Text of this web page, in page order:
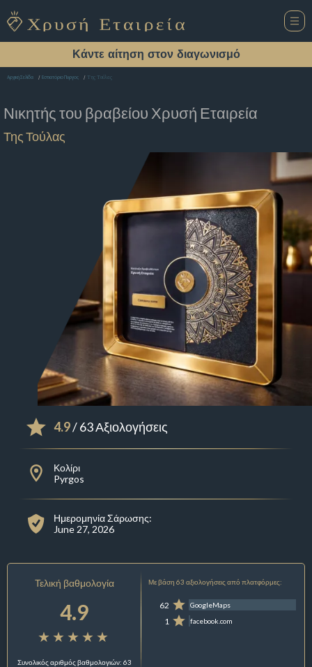
Κάντε αίτηση στον διαγωνισμό
Αρχική Σελίδα Εστιατόριο Πυργος Της Τούλας
Νικητής του βραβείου Χρυσή Εταιρεία
Της Τούλας
4.9/ 63 Αξιολογήσεις
Κολίρι
Pyrgos
Ημερομηνία Σάρωσης:
June 27, 2026
Τελική βαθμολογία
4.9
Συνολικός αριθμός βαθμολογιών: 63
Με βάση 63 αξιολογήσεις από πλατφόρμες:
62 GoogleMaps
1 facebook.com